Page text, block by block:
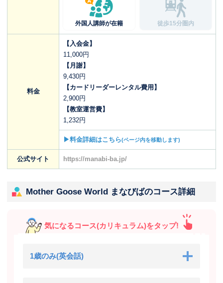
外国人講師が在籍 徒歩15分圏内
料金
【入会金】
11,000円
【月謝】
9,430円
【カードリーダーレンタル費用】
2,900円
【教室運営費】
1,232円
▶料金詳細はこちら(ページ内を移動します)
公式サイト https://manabi-ba.jp/
Mother Goose World まなびばのコース詳細
気になるコース(カリキュラム)をタップ!
1歳のみ(英会話)